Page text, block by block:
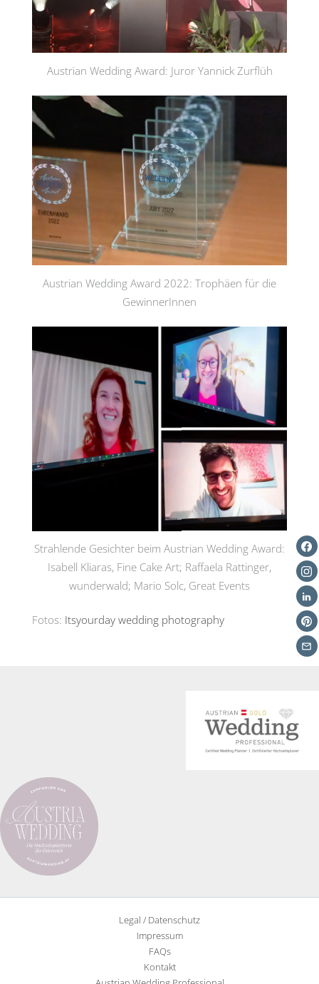
Austrian Wedding Award: Juror Yannick Zurflüh
Austrian Wedding Award 2022: Trophäen für die
GewinnerInnen
Strahlende Gesichter beim Austrian Wedding Award:
Isabell Kliaras, Fine Cake Art; Raffaela Rattinger,
wunderwald; Mario Solc, Great Events
Fotos: Itsyourday wedding photography
Legal / Datenschutz
Impressum
FAQs
Kontakt